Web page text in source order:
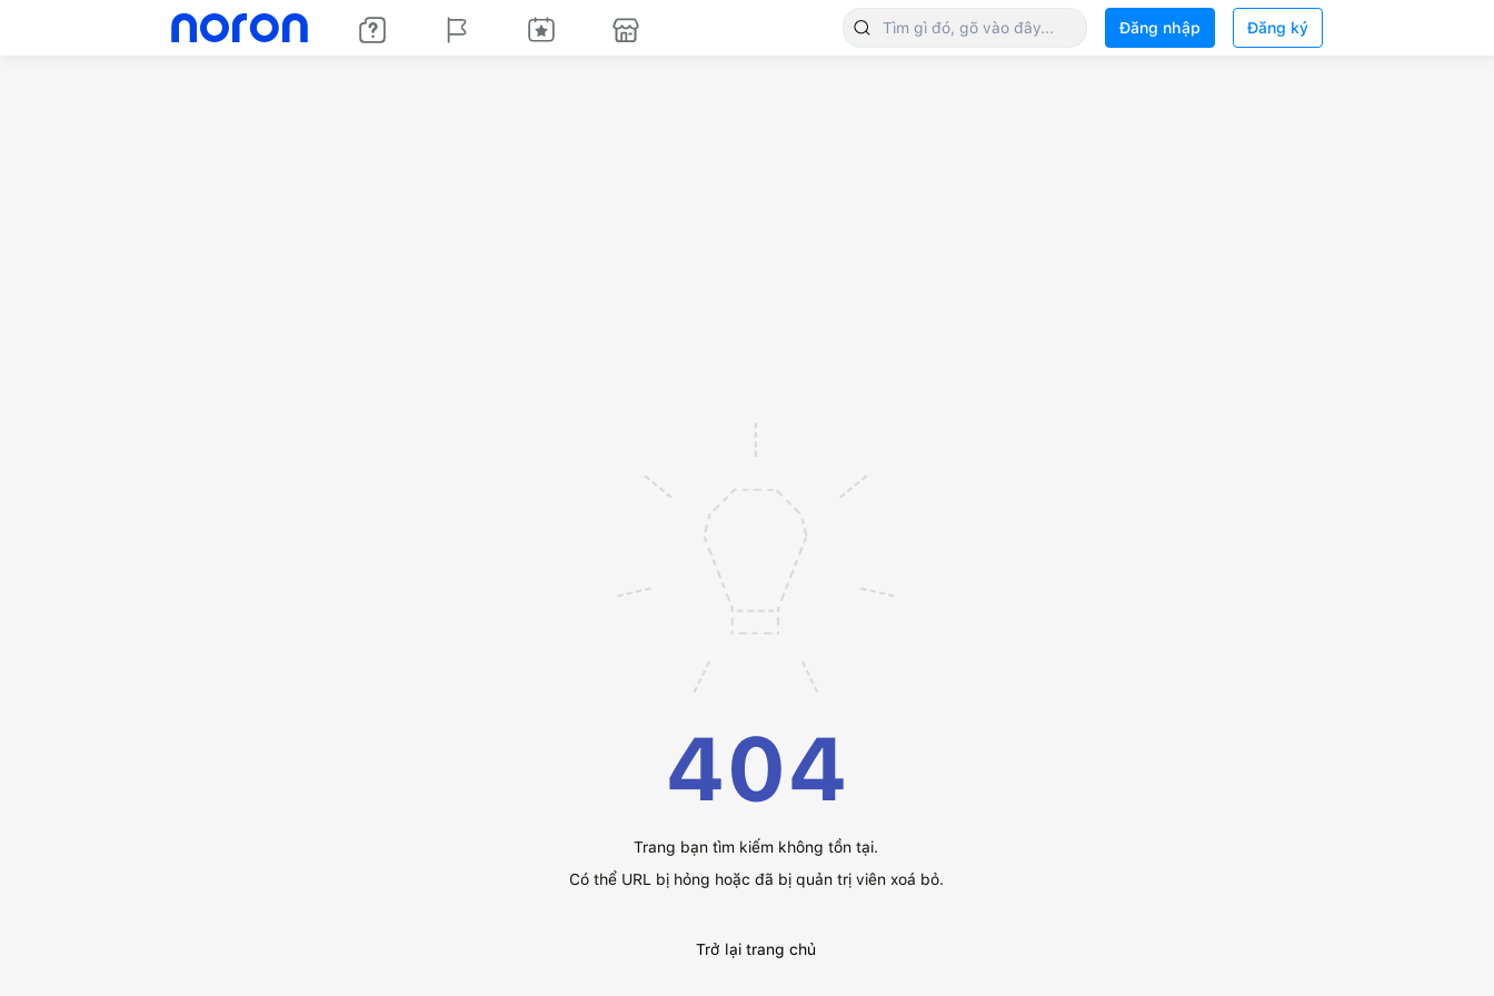
Đăng nhập Đăng ký
404
Trang bạn tìm kiếm không tồn tại.
Có thể URL bị hỏng hoặc đã bị quản trị viên xoá bỏ.
Trở lại trang chủ